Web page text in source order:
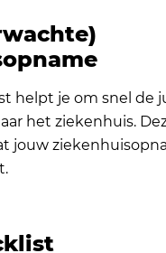
helpt je om snel de
het ziekenhuis.
jouw